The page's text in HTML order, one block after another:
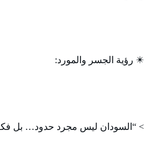
✴️ رؤية الجسر والمورد:
> “السودان ليس مجرد حدود… بل